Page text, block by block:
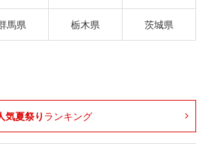
馬県 栃木県 茨城県
気夏祭り ランキング